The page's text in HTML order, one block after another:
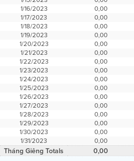
1/16/2023
0,00
1/17/2023
0,00
1/18/2023
0,00
1/19/2023
0,00
1/20/2023
0,00
1/21/2023
0,00
1/22/2023
0,00
1/23/2023
0,00
1/24/2023
0,00
1/25/2023
0,00
1/26/2023
0,00
1/27/2023
0,00
1/28/2023
0,00
1/29/2023
0,00
1/30/2023
0,00
1/31/2023
0,00
Tháng Giêng Totals 0,00